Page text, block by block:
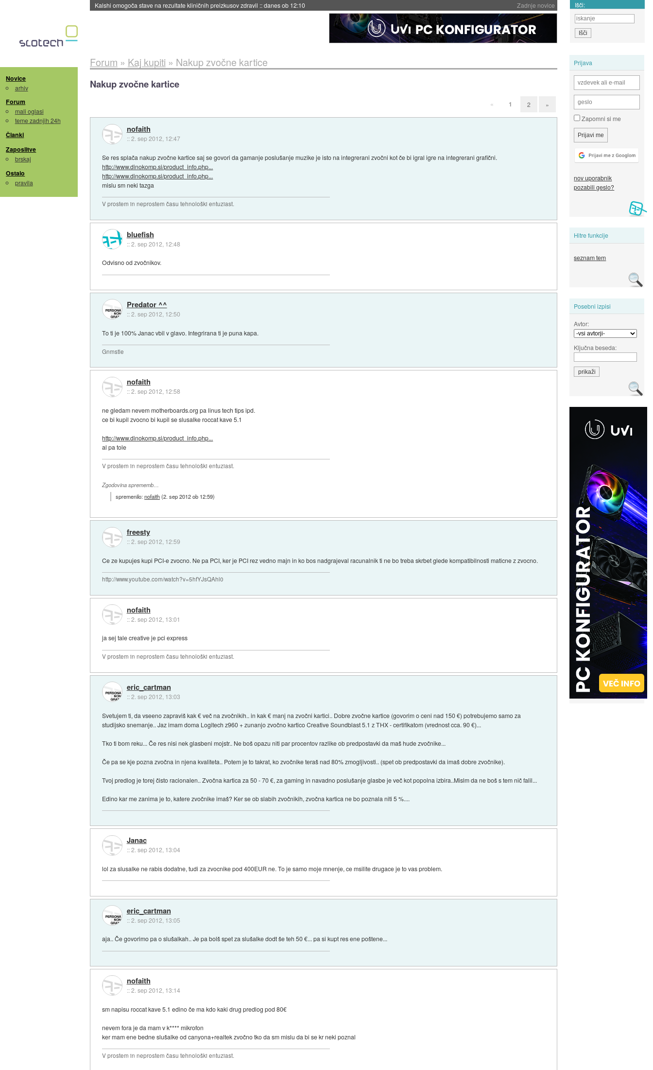
Zadnje novice
Sandisk že prodal več kot polovico SSD-jev za naslednji dve leti::danes ob 11:37 Išči:
Novice
arhiv
Forum
mali oglasi
teme zadnjih 24h
Članki
Zaposlitve
brskaj
Ostalo
pravila
Prijava
Zapomni si me
nov uporabnik
pozabili geslo?
Hitre funkcije
seznam tem
Posebni izpisi
Avtor:
Ključna beseda:
Forum » Kaj kupiti » Nakup zvočne kartice
Nakup zvočne kartice
« 1 2 »
nofaith
::2. sep 2012, 12:47
Se res splača nakup zvočne kartice saj se govori da gamanje poslušanje muzike je isto na integrerani zvočni kot če bi igral igre na integrerani grafični.
http://www.dinokomp.si/product_info.php...
http://www.dinokomp.si/product_info.php...
mislu sm neki tazga
V prostem in neprostem času tehnološki entuziast.
bluefish
::2. sep 2012, 12:48
Odvisno od zvočnikov.
Predator ^^
::2. sep 2012, 12:50
To ti je 100% Janac vbil v glavo. Integrirana ti je puna kapa.
Gnmstle
nofaith
::2. sep 2012, 12:58
ne gledam nevem motherboards.org pa linus tech tips ipd.
ce bi kupil zvocno bi kupil se slusalke roccat kave 5.1
http://www.dinokomp.si/product_info.php...
al pa tole
V prostem in neprostem času tehnološki entuziast.
Zgodovina sprememb…
spremenilo:nofaith(2. sep 2012 ob 12:59)
freesty
::2. sep 2012, 12:59
Ce ze kupujes kupi PCI-e zvocno. Ne pa PCI, ker je PCI rez vedno majn in ko bos nadgrajeval racunalnik ti ne bo treba skrbet glede kompatibilnosti maticne z zvocno.
http://www.youtube.com/watch?v=5hfYJsQAhl0
nofaith
::2. sep 2012, 13:01
ja sej tale creative je pci express
V prostem in neprostem času tehnološki entuziast.
eric_cartman
::2. sep 2012, 13:03
Svetujem ti, da vseeno zapraviš kak € več na zvočnikih.. in kak € manj na zvočni kartici.. Dobre zvočne kartice (govorim o ceni nad 150 €) potrebujemo samo za
studijsko snemanje.. Jaz imam doma Logitech z960 + zunanjo zvočno kartico Creative Soundblast 5.1 z THX - certifikatom (vrednost cca. 90 €)...
Tko ti bom reku... Če res nisi nek glasbeni mojstr.. Ne boš opazu niti par procentov razlike ob predpostavki da maš hude zvočnike...
Če pa se kje pozna zvočna in njena kvaliteta.. Potem je to takrat, ko zvočnike teraš nad 80% zmogljivosti.. (spet ob predpostavki da imaš dobre zvočnike).
Tvoj predlog je torej čisto racionalen.. Zvočna kartica za 50 - 70 €, za gaming in navadno poslušanje glasbe je več kot popolna izbira..Mislm da ne boš s tem nič falil...
Edino kar me zanima je to, katere zvočnike imaš? Ker se ob slabih zvočnikih, zvočna kartica ne bo poznala niti 5 %....
Janac
::2. sep 2012, 13:04
lol za slusalke ne rabis dodatne, tudi za zvocnike pod 400EUR ne. To je samo moje mnenje, ce msilite drugace je to vas problem.
eric_cartman
::2. sep 2012, 13:05
aja.. Če govorimo pa o slušalkah.. Je pa bolš spet za slušalke dodt še teh 50 €... pa si kupt res ene poštene...
nofaith
::2. sep 2012, 13:14
sm napisu roccat kave 5.1 edino če ma kdo kaki drug predlog pod 80€
nevem fora je da mam v k**** mikrofon
ker mam ene bedne slušalke od canyona+realtek zvočno tko da sm mislu da bi se kr neki poznal
V prostem in neprostem času tehnološki entuziast.